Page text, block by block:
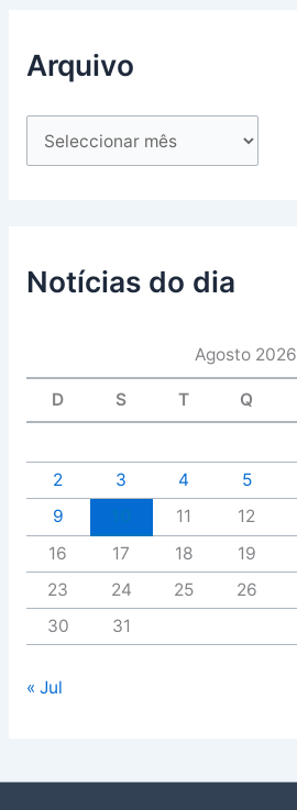
Arquivo
Notícias do dia
Agosto 2026
D S T Q
2
3 4 5
9
11 12
16
17 18 19
23
24 25 26
30
31
« Jul